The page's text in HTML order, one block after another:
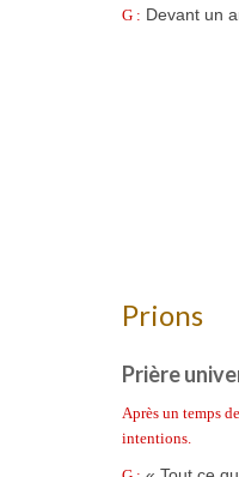
G : Devant un
Prions
Prière
Après un temps
intentions.